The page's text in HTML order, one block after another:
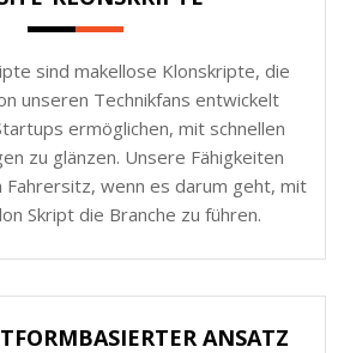
sind makellose Klonskripte, die
unseren Technikfans entwickelt
ermöglichen, mit schnellen
zu glänzen. Unsere Fähigkeiten
Fahrersitz, wenn es darum geht, mit
Skript die Branche zu führen.
ANSATZ